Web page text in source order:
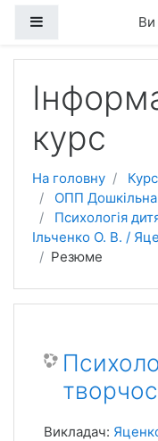
Ви
курс
На головну
ОПП Дошкільна
Психологія
Ільченко О. В. /
Резюме
Викладач: